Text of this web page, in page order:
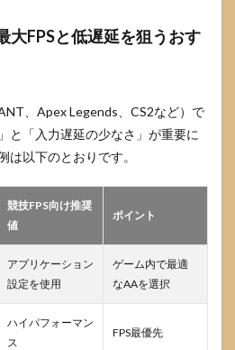
大FPSと低遅延を狙うおす
、Apex Legends、CS2など）で
と「入力遅延の少なさ」が重要に
は以下のとおりです。
競技FPS向け推奨
値
ポイント
アプリケーション
設定を使用
ゲーム内で最適
なAAを選択
ハイパフォーマン
ス
FPS最優先